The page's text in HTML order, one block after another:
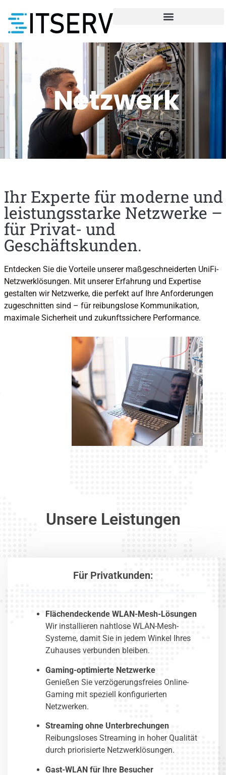
Netzwerk
Ihr Experte für moderne und
leistungsstarke Netzwerke –
für Privat- und
Geschäftskunden.
Entdecken Sie die Vorteile unserer maßgeschneiderten UniFi-
Netzwerklösungen. Mit unserer Erfahrung und Expertise
gestalten wir Netzwerke, die perfekt auf Ihre Anforderungen
zugeschnitten sind – für reibungslose Kommunikation,
maximale Sicherheit und zukunftssichere Performance.
Unsere Leistungen
Für Privatkunden:
Flächendeckende WLAN-Mesh-Lösungen
Wir installieren nahtlose WLAN-Mesh-
Systeme, damit Sie in jedem Winkel Ihres
Zuhauses verbunden bleiben.
Gaming-optimierte Netzwerke
Genießen Sie verzögerungsfreies Online-
Gaming mit speziell konfigurierten
Netzwerken.
Streaming ohne Unterbrechungen
Reibungsloses Streaming in hoher Qualität
durch priorisierte Netzwerklösungen.
Gast-WLAN für Ihre Besucher